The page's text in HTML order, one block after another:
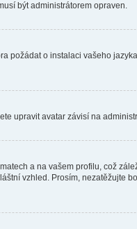
být administrátorem opraven.
o instalaci vašeho
upravit avatar závisí na
a na vašem profilu, což
vzhled. Prosím, nezatěžujte